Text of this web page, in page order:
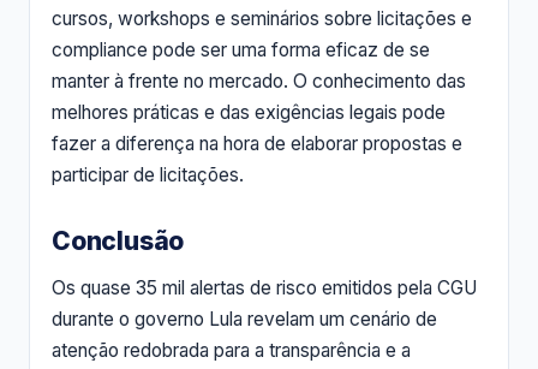
cursos, workshops e seminários sobre licitações e
compliance pode ser uma forma eficaz de se
manter à frente no mercado. O conhecimento das
melhores práticas e das exigências legais pode
fazer a diferença na hora de elaborar propostas e
participar de licitações.
Conclusão
Os quase 35 mil alertas de risco emitidos pela CGU
durante o governo Lula revelam um cenário de
atenção redobrada para a transparência e a